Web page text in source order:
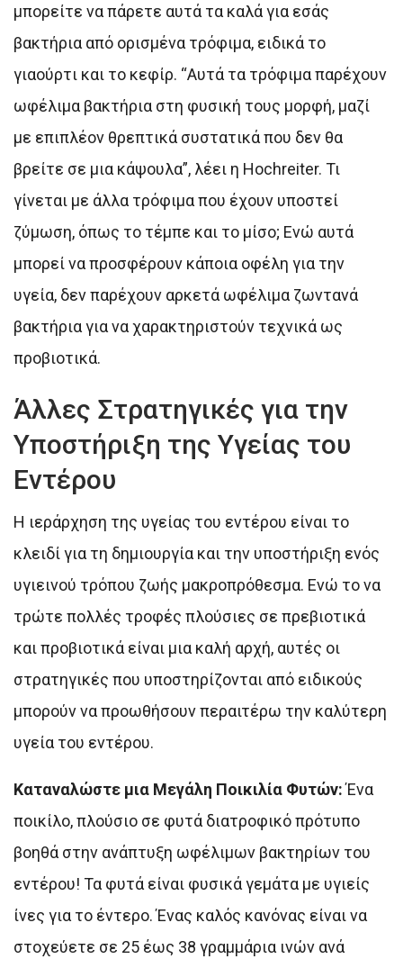
μπορείτε να πάρετε αυτά τα καλά για εσάς
βακτήρια από ορισμένα τρόφιμα, ειδικά το
γιαούρτι και το κεφίρ. “Αυτά τα τρόφιμα παρέχουν
ωφέλιμα βακτήρια στη φυσική τους μορφή, μαζί
με επιπλέον θρεπτικά συστατικά που δεν θα
βρείτε σε μια κάψουλα”, λέει η Hochreiter. Τι
γίνεται με άλλα τρόφιμα που έχουν υποστεί
ζύμωση, όπως το τέμπε και το μίσο; Ενώ αυτά
μπορεί να προσφέρουν κάποια οφέλη για την
υγεία, δεν παρέχουν αρκετά ωφέλιμα ζωντανά
βακτήρια για να χαρακτηριστούν τεχνικά ως
προβιοτικά.
Άλλες Στρατηγικές για την
Υποστήριξη της Υγείας του
Εντέρου
Η ιεράρχηση της υγείας του εντέρου είναι το
κλειδί για τη δημιουργία και την υποστήριξη ενός
υγιεινού τρόπου ζωής μακροπρόθεσμα. Ενώ το να
τρώτε πολλές τροφές πλούσιες σε πρεβιοτικά
και προβιοτικά είναι μια καλή αρχή, αυτές οι
στρατηγικές που υποστηρίζονται από ειδικούς
μπορούν να προωθήσουν περαιτέρω την καλύτερη
υγεία του εντέρου.
Καταναλώστε μια Μεγάλη Ποικιλία Φυτών:Ένα
ποικίλο, πλούσιο σε φυτά διατροφικό πρότυπο
βοηθά στην ανάπτυξη ωφέλιμων βακτηρίων του
εντέρου! Τα φυτά είναι φυσικά γεμάτα με υγιείς
ίνες για το έντερο. Ένας καλός κανόνας είναι να
στοχεύετε σε 25 έως 38 γραμμάρια ινών ανά